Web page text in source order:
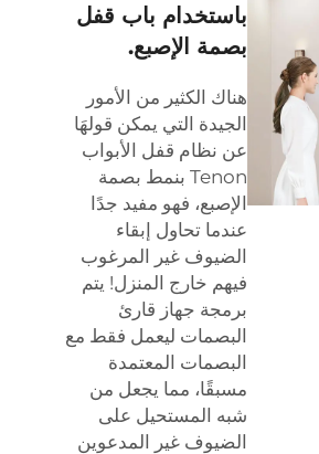
باستخدام باب قفل
بصمة الإصبع.
هناك الكثير من الأمور
الجيدة التي يمكن قولهَا
عن نظام قفل الأبواب
Tenon بنمط بصمة
الإصبع، فهو مفيد جدًا
عندما تحاول إبقاء
الضيوف غير المرغوب
فيهم خارج المنزل! يتم
برمجة جهاز قارئ
البصمات ليعمل فقط مع
البصمات المعتمدة
مسبقًا، مما يجعل من
شبه المستحيل على
الضيوف غير المدعوين